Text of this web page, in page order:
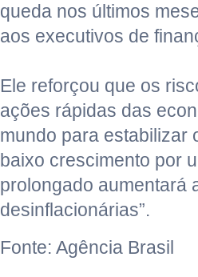
queda nos últimos
aos executivos de
Ele reforçou que os
ações rápidas das
mundo para estabilizar
baixo crescimento por
prolongado aumentará
desinflacionárias”.
Fonte: Agência Brasil